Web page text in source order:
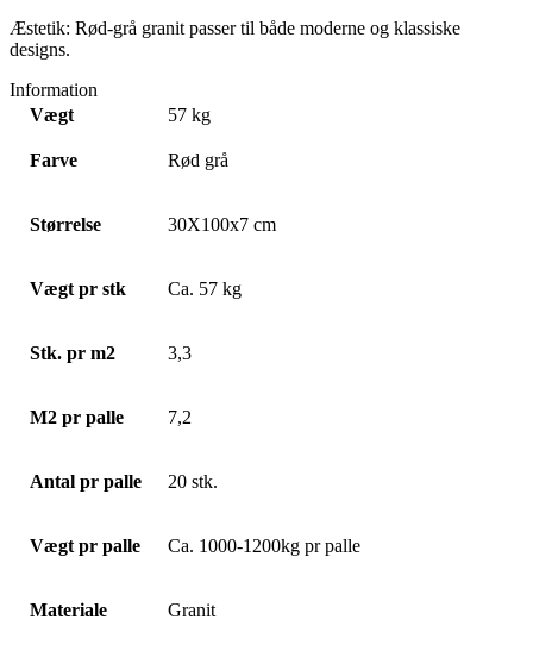
Æstetik: Rød-grå granit passer til både moderne og klassiske
designs.
Information
Vægt
57 kg
Farve Rød grå
Størrelse 30X100x7 cm
Vægt pr stk Ca. 57 kg
Stk. pr m2 3,3
M2 pr palle 7,2
Antal pr palle 20 stk.
Vægt pr palle Ca. 1000-1200kg pr palle
Materiale Granit